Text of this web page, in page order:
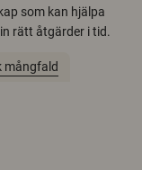
som kan hjälpa
rätt åtgärder i tid.
mångfald